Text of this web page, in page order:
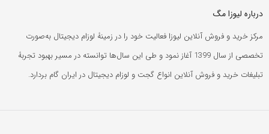
درباره لیوزا مگ
مرکز خرید و فروش آنلاین لیوزا فعالیت خود را در زمینۀ لوزام دیجیتال به‌صورت
تخصصی از سال 1399 آغاز نمود و طی این سال‌ها توانسته در مسیر بهبود تجربۀ
تبلیغات خرید و فروش آنلاین انواع گجت و لوزام دیجیتال در ایران گام بردارد.